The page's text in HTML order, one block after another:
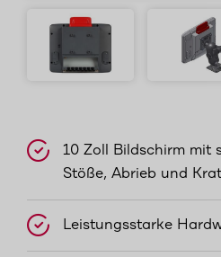
10 Zoll Bildschirm mit
Stöße, Abrieb und
Leistungsstarke